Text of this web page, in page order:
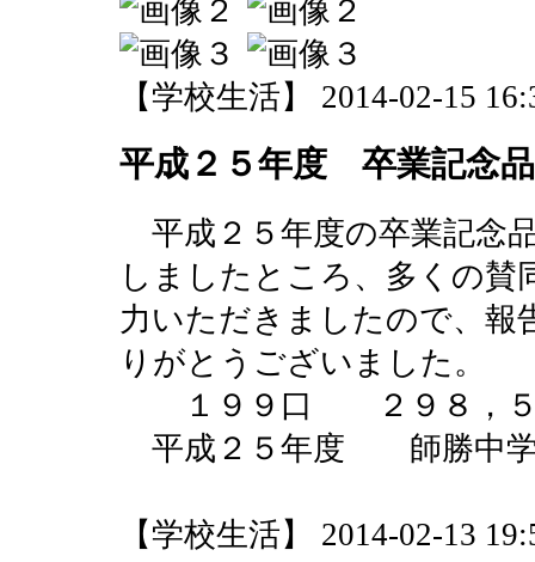
【学校生活】 2014-02-15
平成２５年度 卒業記念品
平成２５年度の卒業記念
しましたところ、多くの賛
力いただきましたので、報
りがとうございました。
１９９口 ２９８，５
平成２５年度 師勝中学
【学校生活】 2014-02-13